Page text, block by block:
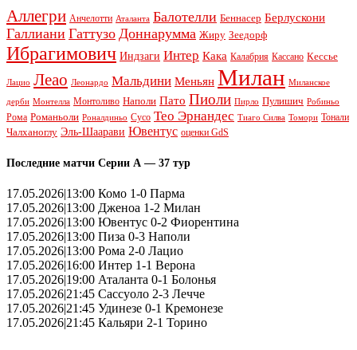
Аллегри Анчелотти Аталанта Балотелли Беннасер Берлускони
Галлиани Гаттузо Доннарумма Жиру Зеедорф
Ибрагимович Индзаги Интер Кака Калабрия Кассано Кессье
Лацио Леао Леонардо Мальдини Меньян Милан Миланское
дерби Монтелла Монтоливо Наполи Пато Пиоли Пирло Пулишич Робиньо
Рома Романьоли Роналдиньо Сусо Тео Эрнандес Тиаго Силва Томори Тонали
Чалханоглу Эль-Шаарави Ювентус оценки GdS
Последние матчи Серии А — 37 тур
17.05.2026|13:00 Комо 1-0 Парма
17.05.2026|13:00 Дженоа 1-2 Милан
17.05.2026|13:00 Ювентус 0-2 Фиорентина
17.05.2026|13:00 Пиза 0-3 Наполи
17.05.2026|13:00 Рома 2-0 Лацио
17.05.2026|16:00 Интер 1-1 Верона
17.05.2026|19:00 Аталанта 0-1 Болонья
17.05.2026|21:45 Сассуоло 2-3 Лечче
17.05.2026|21:45 Удинезе 0-1 Кремонезе
17.05.2026|21:45 Кальяри 2-1 Торино